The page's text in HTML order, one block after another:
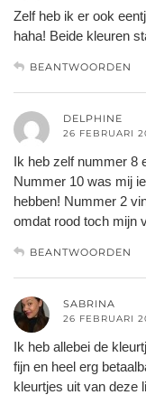
Zelf heb ik er ook
haha! Beide kleuren
BEANTWOORDEN
DELPHINE
26 FEBRUARI
Ik heb zelf nummer 8
Nummer 10 was mij
hebben! Nummer 2
omdat rood toch mijn
BEANTWOORDEN
SABRINA
26 FEBRUARI
Ik heb allebei de
fijn en heel erg
kleurtjes uit van deze